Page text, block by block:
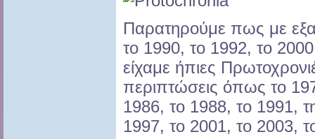
Παρατηρούμε πως με
το 1990, το 1992, το
είχαμε ήπιες
περιπτώσεις όπως το
1986, το 1988, το 1991,
1997, το 2001, το 2003,